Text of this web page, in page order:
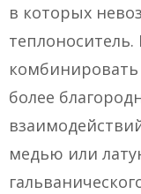
в которых
более
медью или